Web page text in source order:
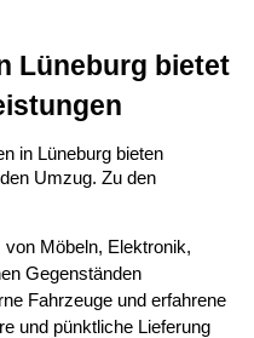
Lüneburg bietet
in Lüneburg bieten
Umzug. Zu den
von Möbeln, Elektronik,
Gegenständen
Fahrzeuge und erfahrene
und pünktliche Lieferung